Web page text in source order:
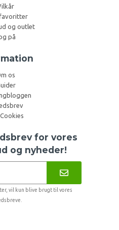
og outlet
på
os
for vores
og nyheder!
vil kun blive brugt til vores